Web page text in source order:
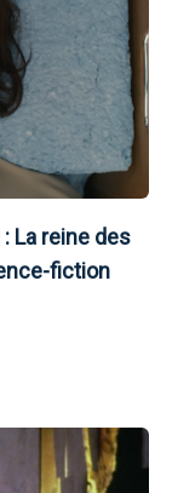
La reine des
fiction